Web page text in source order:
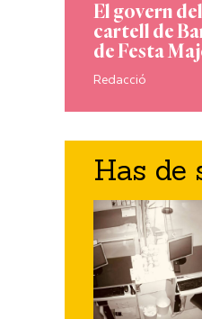
El govern
cartell de
de Festa
Redacció
Has de